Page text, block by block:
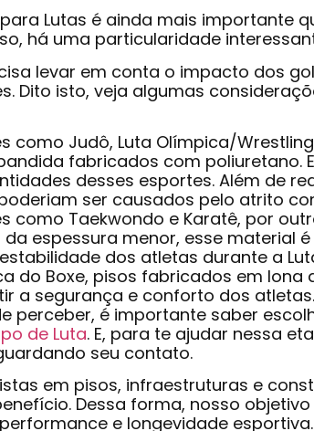
Lutas é ainda mais importante
há uma particularidade
levar em conta o impacto dos
Dito isto, veja algumas
como Judô, Luta Olímpica/
fabricados com poliuretano.
desses esportes. Além de
ser causados pelo atrito
como Taekwondo e Karatê, por
da espessura menor, esse material
dos atletas durante a
do Boxe, pisos fabricados em lona
a segurança e conforto dos atletas.
perceber, é importante saber
de Luta. E, para te ajudar nessa
seu contato.
em pisos, infraestruturas e
Dessa forma, nosso
e longevidade esportiva.